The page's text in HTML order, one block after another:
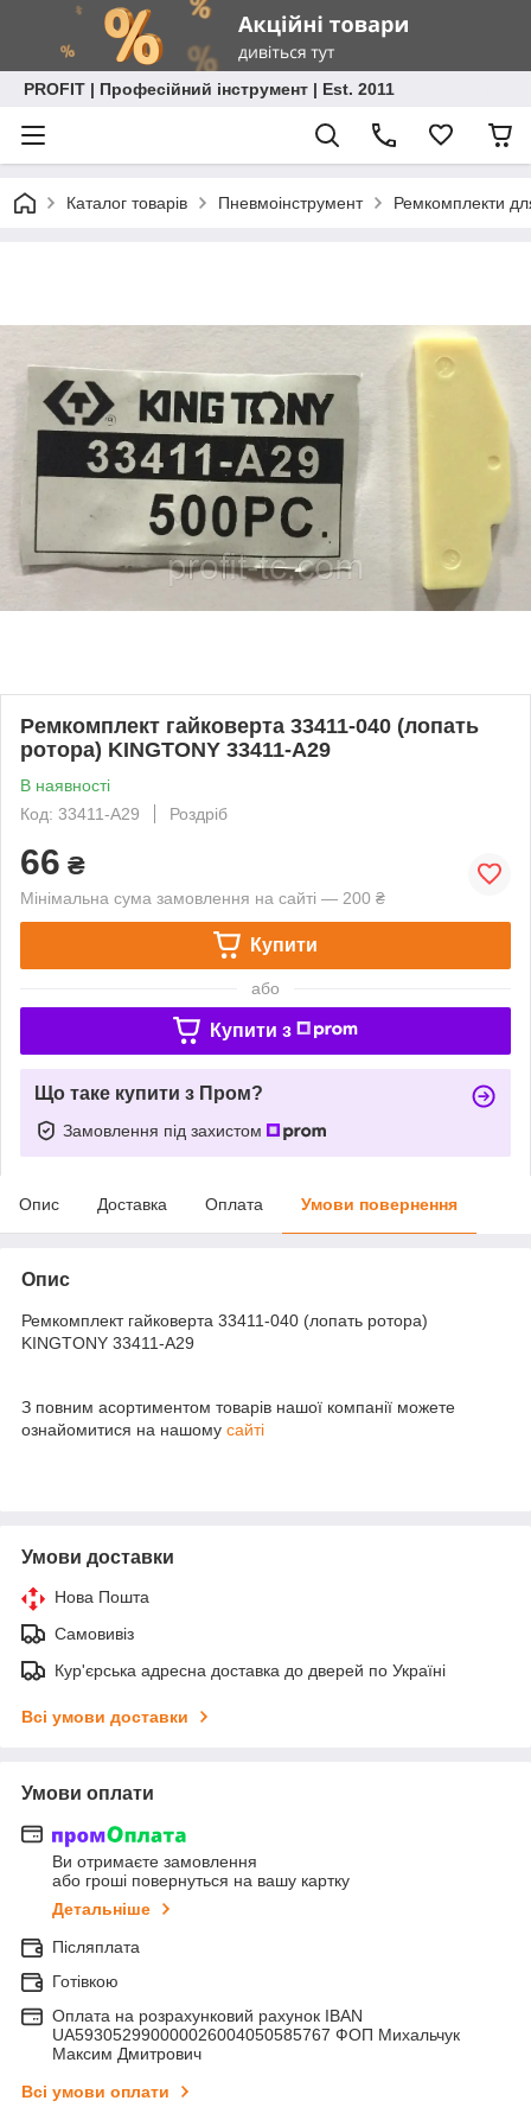
PROFIT | Професійний інструмент | Est. 2011
Каталог товарів Пневмоінструмент Ремкомплекти
Ремкомплект гайковерта 33411-040 (лопать
ротора) KINGTONY 33411-A29
В наявності
Код: 33411-A29
Роздріб
66 ₴
Мінімальна сума замовлення на сайті — 200 ₴
Купити
або
Купити з
Що таке купити з Пром?
Замовлення під захистом
Опис Доставка Оплата Умови повернення
Опис
Ремкомплект гайковерта 33411-040 (лопать ротора)
KINGTONY 33411-A29
З повним асортиментом товарів нашої компанії можете
ознайомитися на нашому сайті
Умови доставки
Нова Пошта
Самовивіз
Кур'єрська адресна доставка до дверей по Україні
Всі умови доставки
Умови оплати
Ви отримаєте замовлення
або гроші повернуться на вашу картку
Детальніше
Післяплата
Готівкою
Оплата на розрахунковий рахунок IBAN
UA593052990000026004050585767 ФОП Михальчук
Максим Дмитрович
Всі умови оплати